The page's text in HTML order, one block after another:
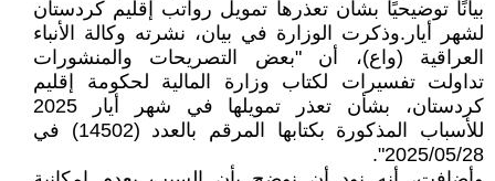
بيانًا توضيحيًا بشأن تعذرها تمويل رواتب إقليم كردستان
لشهر أيار.وذكرت الوزارة في بيان، نشرته وكالة الأنباء
العراقية (واع)، أن "بعض التصريحات والمنشورات
تداولت تفسيرات لكتاب وزارة المالية لحكومة إقليم
كردستان، بشأن تعذر تمويلها في شهر أيار 2025
للأسباب المذكورة بكتابها المرقم بالعدد (14502) في
2025/05/28".